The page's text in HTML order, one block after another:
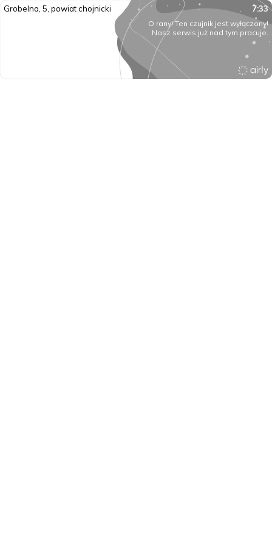
Grobelna, 5, powiat chojnicki 7:33
O rany! Ten czujnik jest wyłączony!
Nasz serwis już nad tym pracuje.